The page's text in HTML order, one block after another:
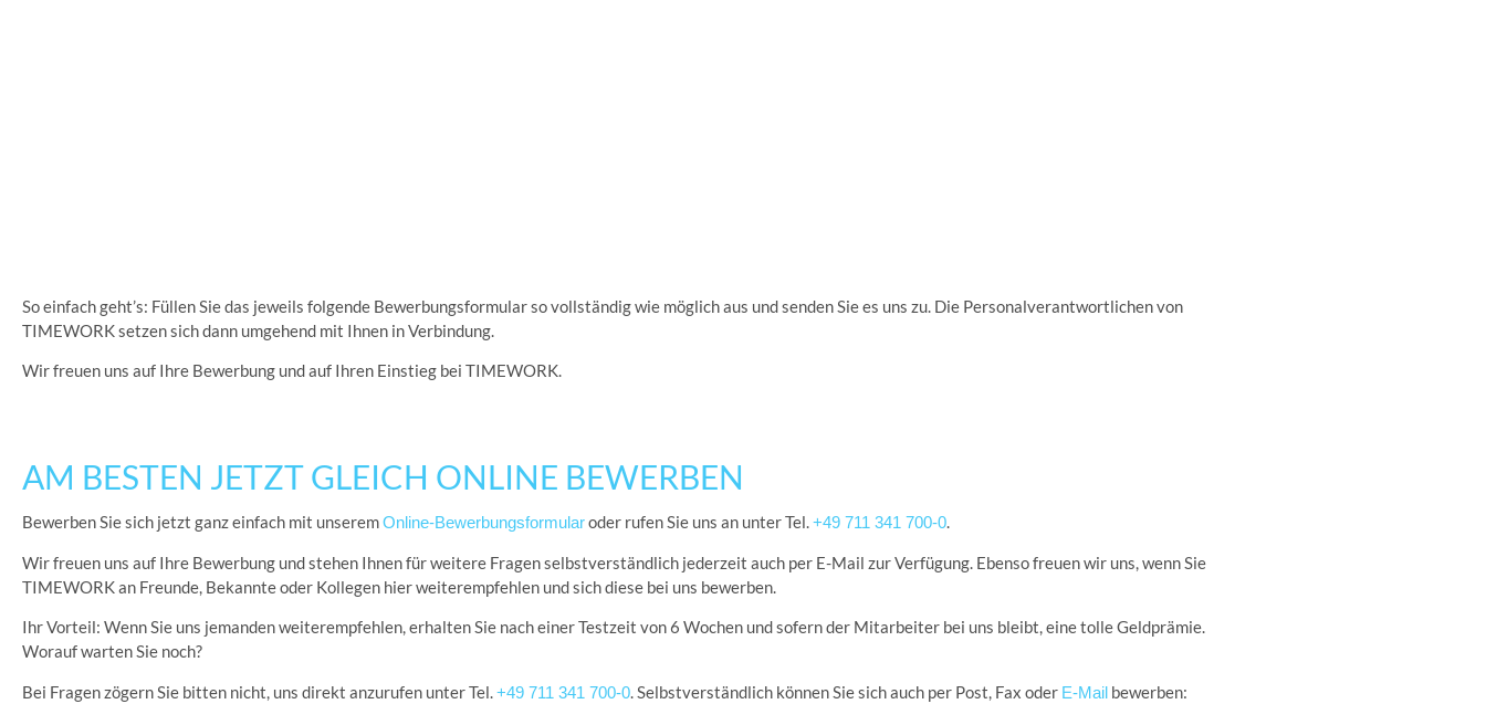
So einfach geht’s: Füllen Sie das jeweils folgende Bewerbungsformular so vollständig wie möglich aus und senden Sie es uns zu. Die Personalverantwortlichen von
TIMEWORK setzen sich dann umgehend mit Ihnen in Verbindung.
Wir freuen uns auf Ihre Bewerbung und auf Ihren Einstieg bei TIMEWORK.
AM BESTEN JETZT GLEICH ONLINE BEWERBEN
Bewerben Sie sich jetzt ganz einfach mit unseremOnline-Bewerbungsformularoder rufen Sie uns an unter Tel.+49 711 341 700-0.
Wir freuen uns auf Ihre Bewerbung und stehen Ihnen für weitere Fragen selbstverständlich jederzeit auch per E-Mail zur Verfügung. Ebenso freuen wir uns, wenn Sie
TIMEWORK an Freunde, Bekannte oder Kollegen hier weiterempfehlen und sich diese bei uns bewerben.
Ihr Vorteil: Wenn Sie uns jemanden weiterempfehlen, erhalten Sie nach einer Testzeit von 6 Wochen und sofern der Mitarbeiter bei uns bleibt, eine tolle Geldprämie.
Worauf warten Sie noch?
Bei Fragen zögern Sie bitten nicht, uns direkt anzurufen unter Tel.+49 711 341 700-0. Selbstverständlich können Sie sich auch per Post, Fax oder E-Mail bewerben: